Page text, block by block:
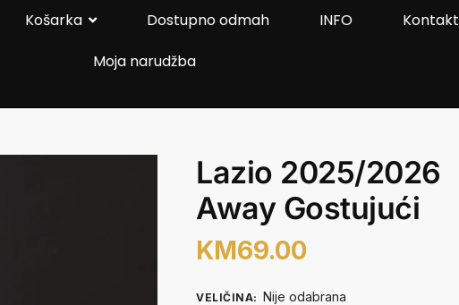
Košarka Dostupno odmah INFO
Kontakt
Moja narudžba
Lazio 2025/2026
Away Gostujući
KM69.00
VELIČINA: Nije odabrana